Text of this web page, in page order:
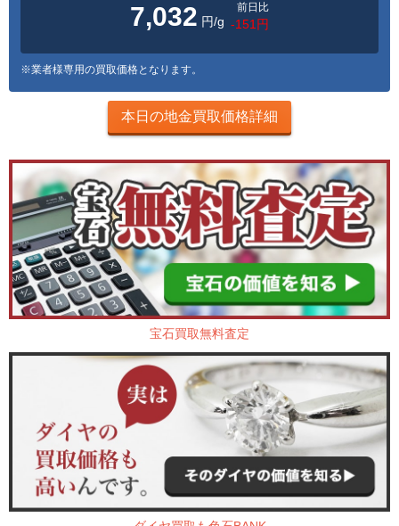
7,032 円/g
前日比
-151円
※業者様専用の買取価格となります。
本日の地金買取価格詳細
宝石買取無料査定